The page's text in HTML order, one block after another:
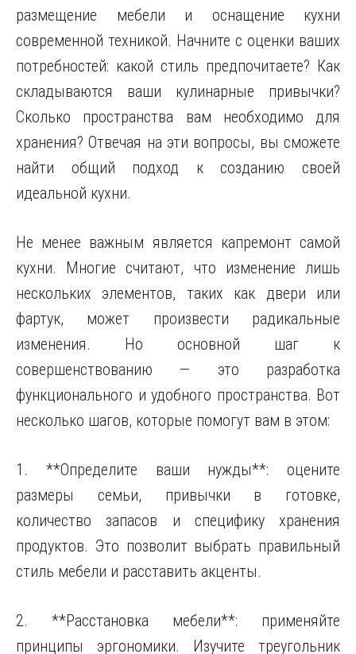
размещение мебели и оснащение кухни
современной техникой. Начните с оценки ваших
потребностей: какой стиль предпочитаете? Как
складываются ваши кулинарные привычки?
Сколько пространства вам необходимо для
хранения? Отвечая на эти вопросы, вы сможете
найти общий подход к созданию своей
идеальной кухни.
Не менее важным является капремонт самой
кухни. Многие считают, что изменение лишь
нескольких элементов, таких как двери или
фартук, может произвести радикальные
изменения. Но основной шаг к
совершенствованию — это разработка
функционального и удобного пространства. Вот
несколько шагов, которые помогут вам в этом:
1. **Определите ваши нужды**: оцените
размеры семьи, привычки в готовке,
количество запасов и специфику хранения
продуктов. Это позволит выбрать правильный
стиль мебели и расставить акценты.
2. **Расстановка мебели**: применяйте
принципы эргономики. Изучите треугольник